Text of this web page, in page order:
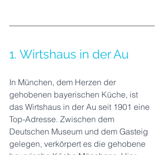
1. Wirtshaus in der Au
In München, dem Herzen der
gehobenen bayerischen Küche, ist
das Wirtshaus in der Au seit 1901 eine
Top-Adresse. Zwischen dem
Deutschen Museum und dem Gasteig
gelegen, verkörpert es die gehobene